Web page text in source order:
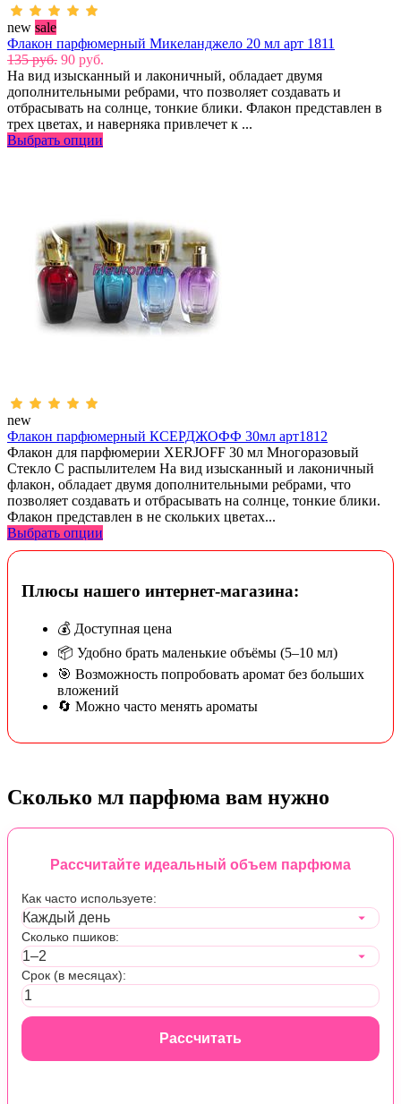
new sale
Флакон парфюмерный Микеланджело 20 мл арт 1811
135 руб. 90 руб.
На вид изысканный и лаконичный, обладает двумя
дополнительными ребрами, что позволяет создавать и
отбрасывать на солнце, тонкие блики. Флакон представлен в
трех цветах, и наверняка привлечет к ...
Выбрать опции
new
Флакон парфюмерный КСЕРДЖОФФ 30мл арт1812
Флакон для парфюмерии XERJOFF 30 мл Многоразовый
Стекло С распылителем На вид изысканный и лаконичный
флакон, обладает двумя дополнительными ребрами, что
позволяет создавать и отбрасывать на солнце, тонкие блики.
Флакон представлен в не скольких цветах...
Выбрать опции
Плюсы нашего интернет-магазина:
💰 Доступная цена
📦 Удобно брать маленькие объёмы (5–10 мл)
🎯 Возможность попробовать аромат без больших
вложений
🔄 Можно часто менять ароматы
Сколько мл парфюма вам нужно
Рассчитайте идеальный объем парфюма
Как часто используете:
Сколько пшиков:
Срок (в месяцах):
Рассчитать